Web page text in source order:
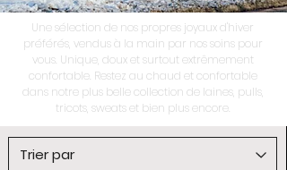
Une sélection de nos propres joyaux d'hiver
préférés, vendus à la main par nos soins pour
vous. Unique, doux et surtout extrêmement
confortable. Restez au chaud et confortable
dans notre plus belle collection de laines, pulls,
tricots, sweats et bien plus encore.